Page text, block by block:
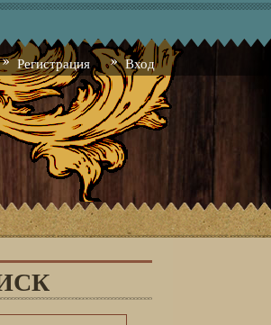
Регистрация Вход